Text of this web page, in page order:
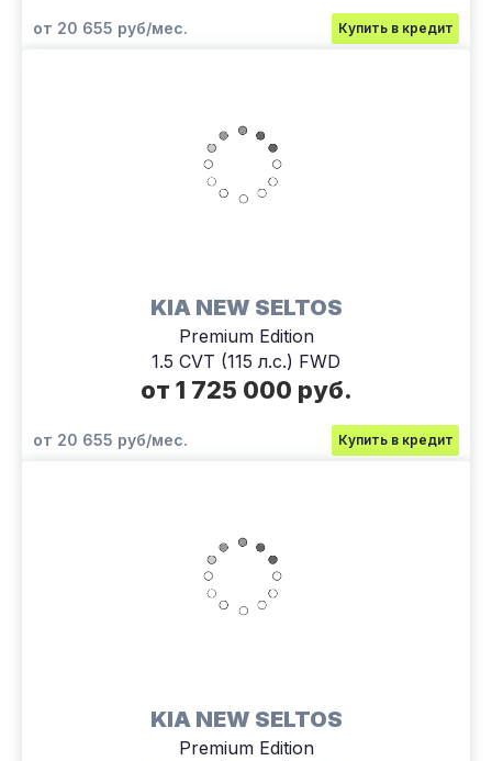
от 20 655 руб/мес. Купить в кредит
KIA NEW SELTOS
Premium Edition
1.5 CVT (115 л.с.) FWD
от 1 725 000 руб.
от 20 655 руб/мес. Купить в кредит
KIA NEW SELTOS
Premium Edition